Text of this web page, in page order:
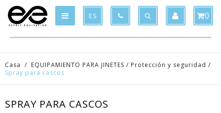
ES 0
Casa / EQUIPAMIENTO PARA JINETES / Protección y seguridad /
Spray para cascos
SPRAY PARA CASCOS
Product added to the cart x
Product deleted from the cart x